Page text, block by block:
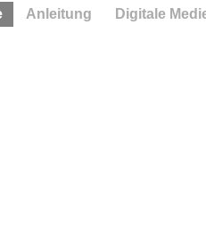
Anleitung Digitale